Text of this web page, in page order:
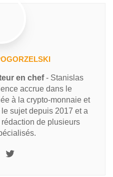
en chef- Stanislas
accrue dans le
à la crypto-monnaie et
sujet depuis 2017 et a
de plusieurs